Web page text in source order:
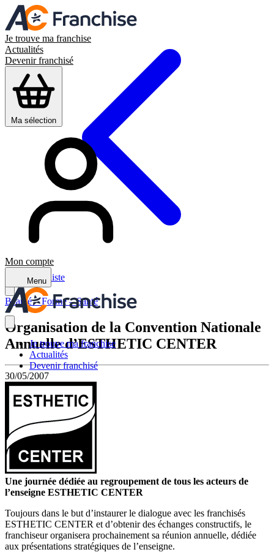
Je trouve ma franchise
Actualités
Devenir franchisé
Ma sélection
Mon compte
Menu
Je trouve ma franchise
Actualités
Devenir franchisé
Retour à la liste
Beauté – Forme – Santé
Organisation de la Convention Nationale
Annuelle d’ESTHETIC CENTER
30/05/2007
Une journée dédiée au regroupement de tous les acteurs de
l’enseigne ESTHETIC CENTER
Toujours dans le but d’instaurer le dialogue avec les franchisés
ESTHETIC CENTER et d’obtenir des échanges constructifs, le
franchiseur organisera prochainement sa réunion annuelle, dédiée
aux présentations stratégiques de l’enseigne.